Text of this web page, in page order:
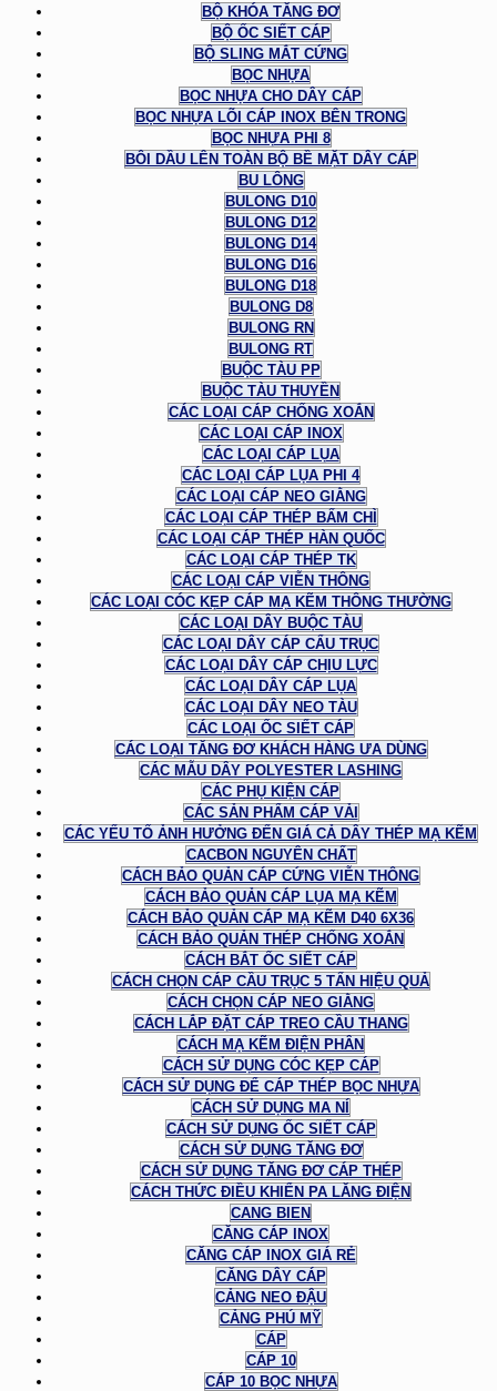
BỘ KHÓA TĂNG ĐƠ
BỘ ỐC SIẾT CÁP
BỘ SLING MẮT CỨNG
BỌC NHỰA
BỌC NHỰA CHO DÂY CÁP
BỌC NHỰA LÕI CÁP INOX BÊN TRONG
BỌC NHỰA PHI 8
BÔI DẦU LÊN TOÀN BỘ BỀ MẶT DÂY CÁP
BU LÔNG
BULONG D10
BULONG D12
BULONG D14
BULONG D16
BULONG D18
BULONG D8
BULONG RN
BULONG RT
BUỘC TÀU PP
BUỘC TÀU THUYỀN
CÁC LOẠI CÁP CHỐNG XOẮN
CÁC LOẠI CÁP INOX
CÁC LOẠI CÁP LỤA
CÁC LOẠI CÁP LỤA PHI 4
CÁC LOẠI CÁP NEO GIẰNG
CÁC LOẠI CÁP THÉP BẤM CHÌ
CÁC LOẠI CÁP THÉP HÀN QUỐC
CÁC LOẠI CÁP THÉP TK
CÁC LOẠI CÁP VIỄN THÔNG
CÁC LOẠI CÓC KẸP CÁP MẠ KẼM THÔNG THƯỜNG
CÁC LOẠI DÂY BUỘC TÀU
CÁC LOẠI DÂY CÁP CẨU TRỤC
CÁC LOẠI DÂY CÁP CHỊU LỰC
CÁC LOẠI DÂY CÁP LỤA
CÁC LOẠI DÂY NEO TÀU
CÁC LOẠI ỐC SIẾT CÁP
CÁC LOẠI TĂNG ĐƠ KHÁCH HÀNG ƯA DÙNG
CÁC MẪU DÂY POLYESTER LASHING
CÁC PHỤ KIỆN CÁP
CÁC SẢN PHẨM CÁP VẢI
CÁC YẾU TỐ ẢNH HƯỞNG ĐẾN GIÁ CẢ DÂY THÉP MẠ KẼM
CACBON NGUYÊN CHẤT
CÁCH BẢO QUẢN CÁP CỨNG VIỄN THÔNG
CÁCH BẢO QUẢN CÁP LỤA MẠ KẼM
CÁCH BẢO QUẢN CÁP MẠ KẼM D40 6X36
CÁCH BẢO QUẢN THÉP CHỐNG XOẮN
CÁCH BẮT ỐC SIẾT CÁP
CÁCH CHỌN CÁP CẦU TRỤC 5 TẤN HIỆU QUẢ
CÁCH CHỌN CÁP NEO GIẰNG
CÁCH LẮP ĐẶT CÁP TREO CẦU THANG
CÁCH MẠ KẼM ĐIỆN PHÂN
CÁCH SỬ DỤNG CÓC KẸP CÁP
CÁCH SỬ DỤNG ĐỂ CÁP THÉP BỌC NHỰA
CÁCH SỬ DỤNG MA NÍ
CÁCH SỬ DỤNG ỐC SIẾT CÁP
CÁCH SỬ DỤNG TĂNG ĐƠ
CÁCH SỬ DỤNG TĂNG ĐƠ CÁP THÉP
CÁCH THỨC ĐIỀU KHIỂN PA LĂNG ĐIỆN
CANG BIEN
CĂNG CÁP INOX
CĂNG CÁP INOX GIÁ RẺ
CĂNG DÂY CÁP
CẢNG NEO ĐẬU
CẢNG PHÚ MỸ
CÁP
CÁP 10
CÁP 10 BỌC NHỰA